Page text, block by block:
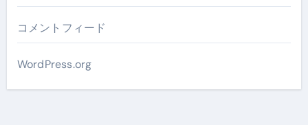
コメントフィード
WordPress.org